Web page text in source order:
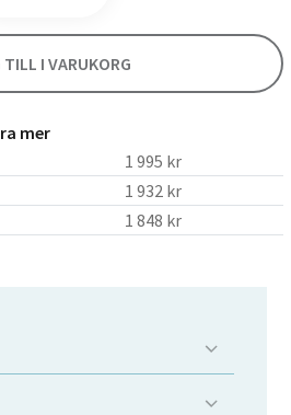
mer
1 995 kr
1 932 kr
1 848 kr
TILL I VARUKORG